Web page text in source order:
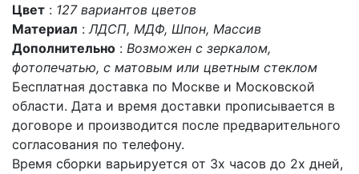
Цвет : 127 вариантов цветов
Материал :ЛДСП, МДФ, Шпон, Массив
Дополнительно : Возможен с зеркалом,
фотопечатью, с матовым или цветным стеклом
Бесплатная доставка по Москве и Московской
области. Дата и время доставки прописывается в
договоре и производится после предварительного
согласования по телефону.
Время сборки варьируется от 3х часов до 2х дней,